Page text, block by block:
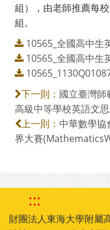
組），由老師推薦每
組。
10565_全國高中生
10565_全國高中生
下一則： 國立臺灣師
高級中等學校英語文
上一則： 中華數學
界大賽
:::
財團法人東海大學附屬